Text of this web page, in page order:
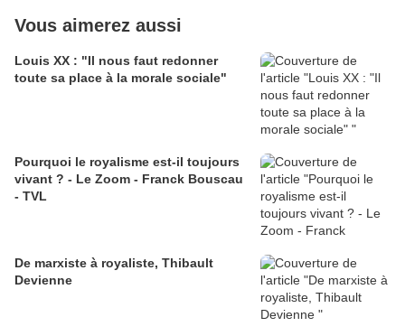
Vous aimerez aussi
Louis XX : "Il nous faut redonner
toute sa place à la morale sociale"
Pourquoi le royalisme est-il toujours
vivant ? - Le Zoom - Franck Bouscau
- TVL
De marxiste à royaliste, Thibault
Devienne